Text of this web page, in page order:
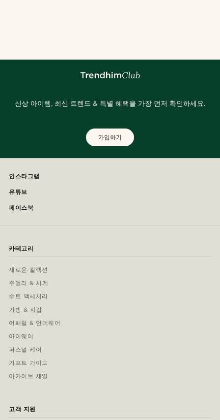
신상 아이템, 최신 트렌드 & 특별 혜택을 가장 먼저 확인하세요.
가입하기
인스타그램
유튜브
페이스북
카테고리
새로운 컬렉션
주얼리 & 시계
수트 액세서리
가방 & 지갑
어패럴 & 언더웨어
아이웨어
퍼스널 케어
기프트 가이드
아카이브 세일
고객 지원